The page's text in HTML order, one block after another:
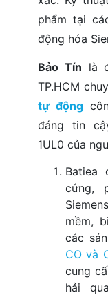
phẩm tại
động hóa
Bảo Tín là
TP.HCM
tự động
đáng tin
1UL0 của
Batiea
cứng,
mềm,
các
CO và
cung
hải